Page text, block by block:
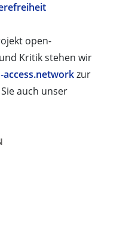
open-
Kritik stehen wir
access.networkzur
auch unser